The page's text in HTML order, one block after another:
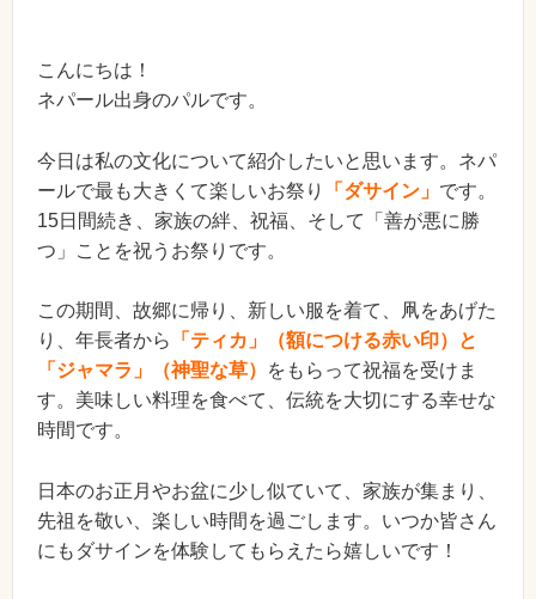
こんにちは！
ネパール出身のパルです。
今日は私の文化について紹介したいと思います。ネパ
ールで最も大きくて楽しいお祭り
「ダサイン」 です。
15日間続き、家族の絆、祝福、そして「善が悪に勝
つ」ことを祝うお祭りです。
この期間、故郷に帰り、新しい服を着て、凧をあげた
り、年長者から
「ティカ」（額につける赤い印）と
「ジャマラ」（神聖な草）
をもらって祝福を受けま
す。美味しい料理を食べて、伝統を大切にする幸せな
時間です。
日本のお正月やお盆に少し似ていて、家族が集まり、
先祖を敬い、楽しい時間を過ごします。いつか皆さん
にもダサインを体験してもらえたら嬉しいです！